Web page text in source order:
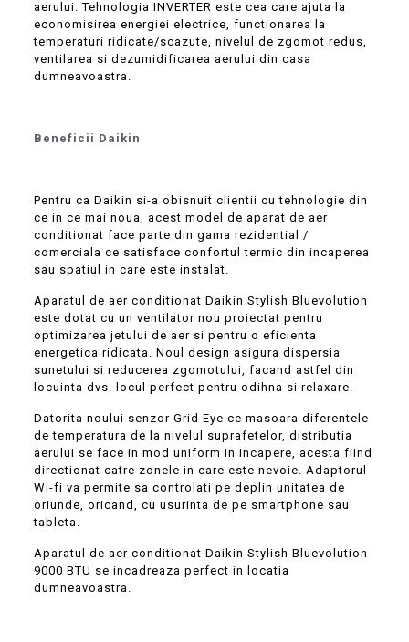
aerului. Tehnologia INVERTER este cea care ajuta la
economisirea energiei electrice, functionarea la
temperaturi ridicate/scazute, nivelul de zgomot redus,
ventilarea si dezumidificarea aerului din casa
dumneavoastra.
Beneficii Daikin
Pentru ca Daikin si-a obisnuit clientii cu tehnologie din
ce in ce mai noua, acest model de aparat de aer
conditionat face parte din gama rezidential /
comerciala ce satisface confortul termic din incaperea
sau spatiul in care este instalat.
Aparatul de aer conditionat Daikin Stylish Bluevolution
este dotat cu un ventilator nou proiectat pentru
optimizarea jetului de aer si pentru o eficienta
energetica ridicata. Noul design asigura dispersia
sunetului si reducerea zgomotului, facand astfel din
locuinta dvs. locul perfect pentru odihna si relaxare.
Datorita noului senzor Grid Eye ce masoara diferentele
de temperatura de la nivelul suprafetelor, distributia
aerului se face in mod uniform in incapere, acesta fiind
directionat catre zonele in care este nevoie. Adaptorul
Wi-fi va permite sa controlati pe deplin unitatea de
oriunde, oricand, cu usurinta de pe smartphone sau
tableta.
Aparatul de aer conditionat Daikin Stylish Bluevolution
9000 BTU se incadreaza perfect in locatia
dumneavoastra.